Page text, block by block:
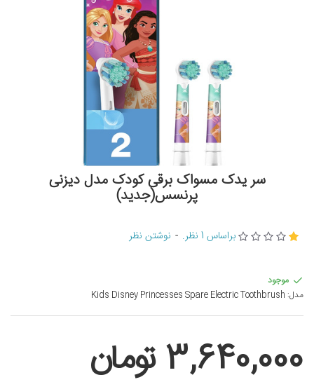
سر یدک مسواک برقی کودک مدل دیزنی
پرنسس(جدید)
موجود
مدل: Kids Disney Princesses Spare Electric Toothbrush
براساس 1 نظر. - نوشتن نظر
3,640,000 تومان